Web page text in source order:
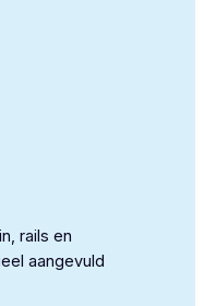
rails en
aangevuld